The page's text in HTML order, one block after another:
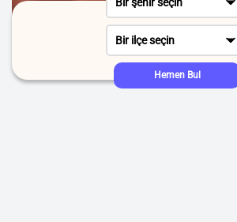
Bir ilçe seçin
Hemen Bul